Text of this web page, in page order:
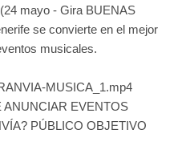
mayo - Gira BUENAS
se convierte en el mejor
musicales.
MUSICA_1.mp4
EVENTOS
PÚBLICO OBJETIVO